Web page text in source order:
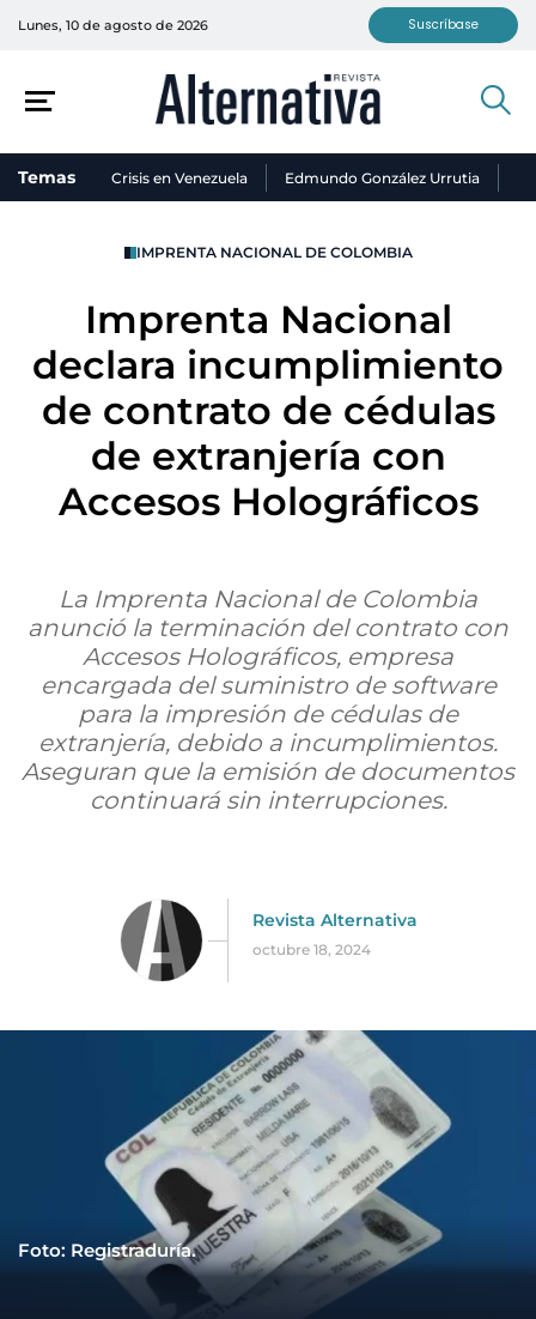
Lunes, 10 de agosto de 2026 Suscríbase
Temas Crisis en Venezuela Edmundo González Urrutia
IMPRENTA NACIONAL DE COLOMBIA
Imprenta Nacional
declara incumplimiento
de contrato de cédulas
de extranjería con
Accesos Holográficos
La Imprenta Nacional de Colombia
anunció la terminación del contrato con
Accesos Holográficos, empresa
encargada del suministro de software
para la impresión de cédulas de
extranjería, debido a incumplimientos.
Aseguran que la emisión de documentos
continuará sin interrupciones.
Revista Alternativa
octubre 18, 2024
Foto: Registraduría.